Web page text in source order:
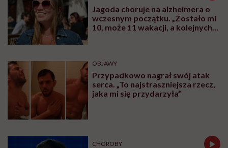
Jagoda choruje na alzheimera o
wczesnym początku. „Zostało mi
10, może 11 wakacji, a kolejnych
OBJAWY
Przypadkowo nagrał swój atak
serca. „To najstraszniejsza rzecz,
jaka mi się przydarzyła”
CHOROBY